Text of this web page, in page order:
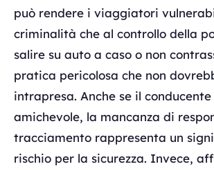
può rendere i viaggiatori
criminalità che al controllo della
salire su auto a caso o non
pratica pericolosa che non
intrapresa. Anche se il
amichevole, la mancanza di
tracciamento rappresenta un
rischio per la sicurezza. Invece,